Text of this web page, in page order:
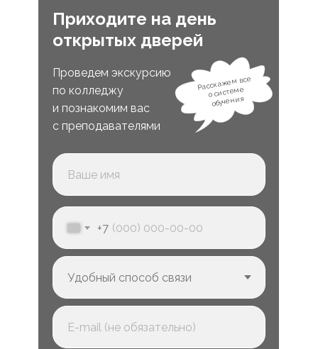
Приходите на день
открытых дверей
Проведем экскурсию
по колледжу
и познакомим вас
с преподавателями
Расскажем все
о системе
обучения
+7